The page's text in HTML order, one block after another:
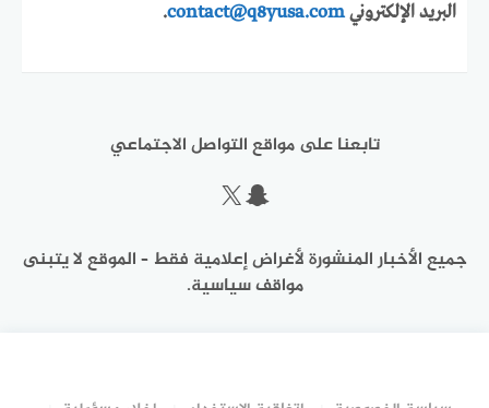
البريد الإلكترونيcontact@q8yusa.com
.
تابعنا على مواقع التواصل الاجتماعي
سناب شات
إكس
جميع الأخبار المنشورة لأغراض إعلامية فقط – الموقع لا يتبنى
مواقف سياسية.